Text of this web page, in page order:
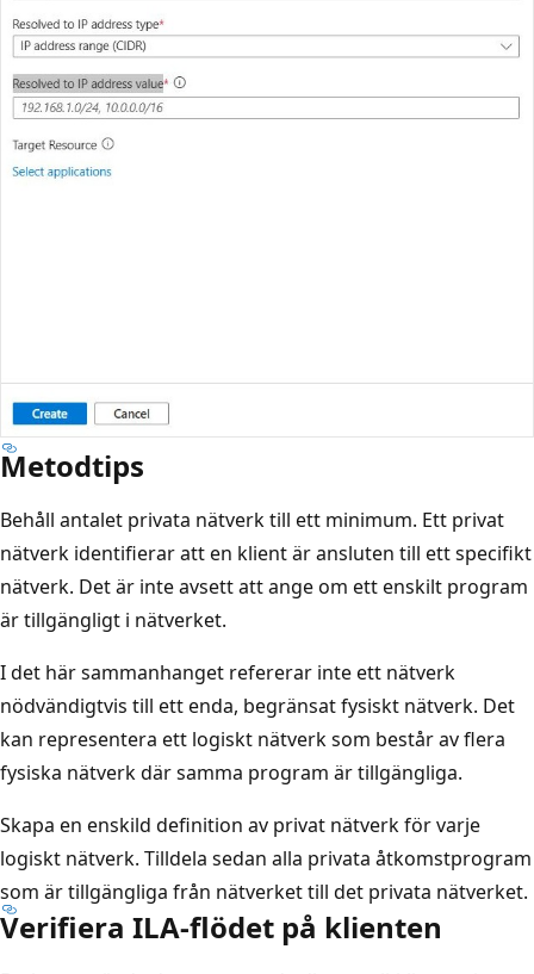
Metodtips
Behåll antalet privata nätverk till ett minimum. Ett privat
nätverk identifierar att en klient är ansluten till ett specifikt
nätverk. Det är inte avsett att ange om ett enskilt program
är tillgängligt i nätverket.
I det här sammanhanget refererar inte ett nätverk
nödvändigtvis till ett enda, begränsat fysiskt nätverk. Det
kan representera ett logiskt nätverk som består av flera
fysiska nätverk där samma program är tillgängliga.
Skapa en enskild definition av privat nätverk för varje
logiskt nätverk. Tilldela sedan alla privata åtkomstprogram
som är tillgängliga från nätverket till det privata nätverket.
Verifiera ILA-flödet på klienten